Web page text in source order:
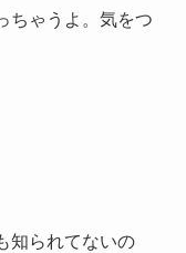
ちゃうよ。気をつ
知られてないの